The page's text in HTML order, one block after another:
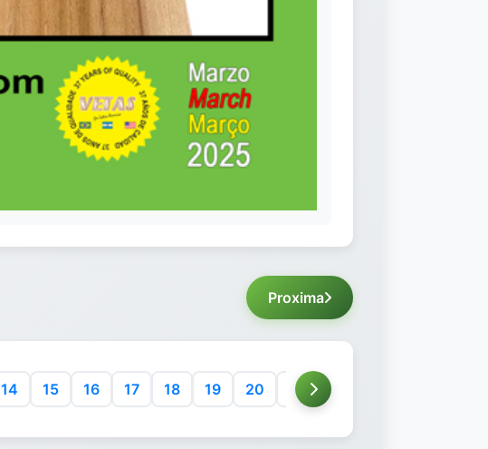
Proxima
14 15 16 17 18 19 20 21 22